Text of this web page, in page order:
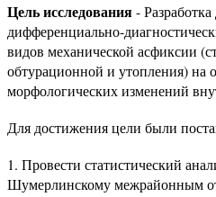
Цель исследования-
дифференциально-
видов механической асфиксии
обтурационной и утопления) на
морфологических изменений
Для достижения цели были
1. Провести статистический
Шумерлинскому межрайонным